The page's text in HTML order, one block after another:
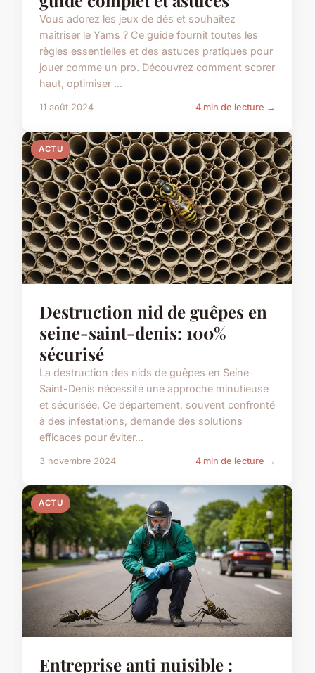
Vous adorez les jeux de dés et souhaitez
maîtriser le Yams ? Ce guide fournit toutes les
règles essentielles et des astuces pratiques pour
jouer comme un pro. Découvrez comment scorer
haut, optimiser ...
11 août 2024 4 min de lecture →
ACTU
Destruction nid de guêpes en
seine-saint-denis: 100%
sécurisé
La destruction des nids de guêpes en Seine-
Saint-Denis nécessite une approche minutieuse
et sécurisée. Ce département, souvent confronté
à des infestations, demande des solutions
efficaces pour éviter...
3 novembre 2024 4 min de lecture →
ACTU
Entreprise anti nuisible :